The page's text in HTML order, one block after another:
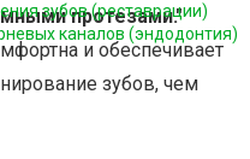
зубов (реставрации)
каналов (эндодонтия)
протезами."
и обеспечивает
зубов, чем